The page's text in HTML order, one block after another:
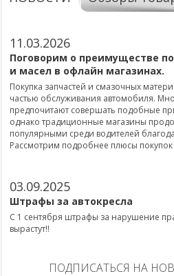
11.03.2026
Поговорим о преимуществе
и масел в офлайн магазинах.
Покупка запчастей и смазочных
частью обслуживания автомобиля.
предпочитают совершать подобные
однако традиционные магазины
популярными среди водителей
Рассмотрим подробнее плюсы
03.09.2025
Штрафы за автокресла
С 1 сентября штрафы за нарушение
вырастут!!
ПОДПИСАТЬСЯ НА